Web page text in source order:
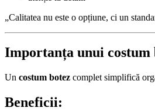
„Calitatea nu este o opțiune, ci un
Importanța unui costum
Un costum botez complet simplifică
Beneficii: